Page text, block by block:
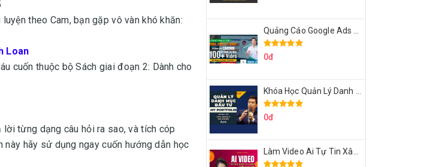
theo Cam, bạn gặp vô vàn khó khăn:
Loan
cuốn thuộc bộ Sách giai đoạn 2: Dành cho
từng dạng câu hỏi ra sao, và tích cóp
hãy sử dụng ngay cuốn hướng dẫn học
0đ
0đ